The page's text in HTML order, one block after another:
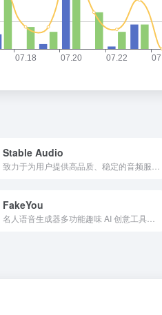
Stable Audio
FakeYou